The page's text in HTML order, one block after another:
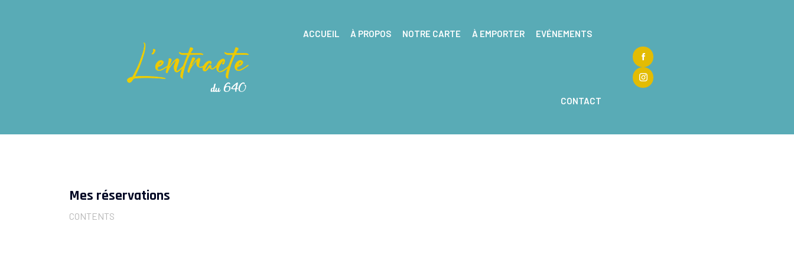
ACCUEIL À PROPOS NOTRE CARTE À EMPORTER EVÉNEMENTS
CONTACT
Mes réservations
CONTENTS